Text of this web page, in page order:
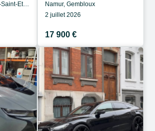
Brabant wallon, Court-Saint-Etienne
Namur, Gembloux
2 juillet 2026
17 900 €